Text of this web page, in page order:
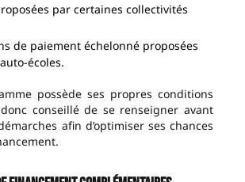
par certaines collectivités
de paiement échelonné proposées
écoles.
possède ses propres conditions
donc conseillé de se renseigner avant
afin d’optimiser ses chances